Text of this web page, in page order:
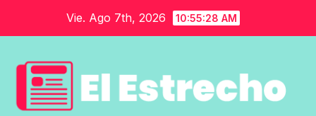
Vie. Ago 7th, 2026 10:55:29 AM